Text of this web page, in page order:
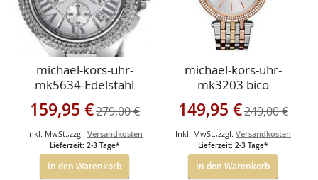
michael-kors-uhr-
mk5634-Edelstahl
Sonderangebot
159,95 €279,00 €
Inkl. MwSt.,zzgl. Versandkosten
Lieferzeit: 2-3 Tage*
In den Warenkorb
michael-kors-uhr-
mk3203 bico
Sonderangebot
149,95 €249,00 €
Inkl. MwSt.,zzgl. Versandkosten
Lieferzeit: 2-3 Tage*
In den Warenkorb